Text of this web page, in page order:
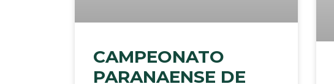
CAMPEONATO
PARANAENSE DE